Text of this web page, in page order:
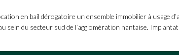
en bail dérogatoire un ensemble immobilier à usage
sein du secteur sud de l’agglomération nantaise.